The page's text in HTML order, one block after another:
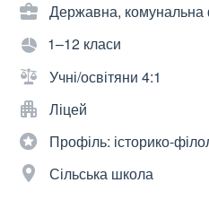
Державна, комунальна
1–12 класи
Учні/освітяни 4:1
Ліцей
Профіль: історико-
Сільська школа